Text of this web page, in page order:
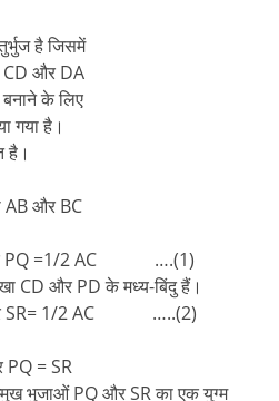
है जिसमें
CD और DA
के लिए
गया है।
है।
AB और BC
=1/2 AC ….(1)
CD और PD के मध्य-बिंदु हैं।
1/2 AC …..(2)
= SR
भुजाओं PQ और SR का एक युग्म